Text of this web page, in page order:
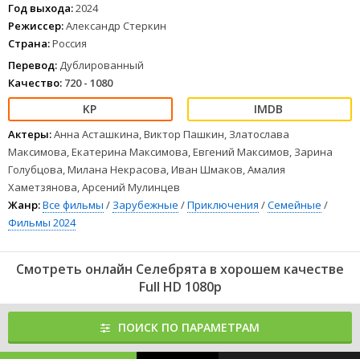
Год выхода:2024
Режиссер:Александр Стеркин
Страна:Россия
Перевод: Дублированный
Качество: 720 - 1080
Актеры:Анна Асташкина, Виктор Пашкин, Златослава
Максимова, Екатерина Максимова, Евгений Максимов, Зарина
Голубцова, Милана Некрасова, Иван Шмаков, Амалия
Хаметзянова, Арсений Мулинцев
Жанр:Все фильмы / Зарубежные /Приключения /Семейные /
Фильмы 2024
Смотреть онлайн Селебрята в хорошем качестве
Full HD 1080p
ПОИСК ПО ПАРАМЕТРАМ